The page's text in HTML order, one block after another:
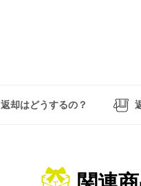
返却はどうするの？